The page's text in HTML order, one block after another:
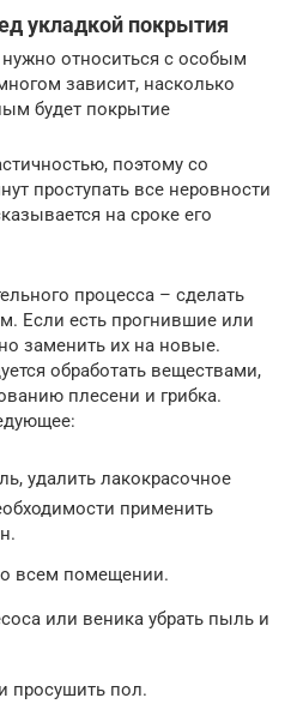
укладкой покрытия
относиться с особым
зависит, насколько
будет покрытие
поэтому со
проступать все неровности
на сроке его
процесса – сделать
Если есть прогнившие или
заменить их на новые.
обработать веществами,
плесени и грибка.
удалить лакокрасочное
применить
всем помещении.
или веника убрать пыль и
пол.